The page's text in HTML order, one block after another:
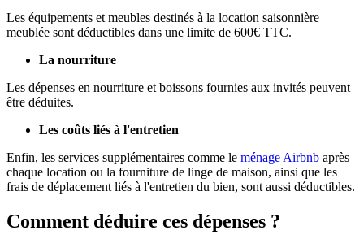
Les équipements et meubles destinés à la location saisonnière
meublée sont déductibles dans une limite de 600€ TTC.
La nourriture
Les dépenses en nourriture et boissons fournies aux invités peuvent
être déduites.
Les coûts liés à l'entretien
Enfin, les services supplémentaires comme le ménage Airbnb après
chaque location ou la fourniture de linge de maison, ainsi que les
frais de déplacement liés à l'entretien du bien, sont aussi déductibles.
Comment déduire ces dépenses ?